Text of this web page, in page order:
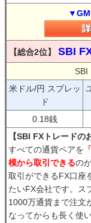
【総合2位】 SBI
SBI
米ドル/円 スプレッ
ド
0.18銭
【SBI FXトレードの
すべての通貨ペアを
模から取引できるの
取引ができるFX口座
たいFX会社です。ス
1000万通貨まで注文
なってからも長く使